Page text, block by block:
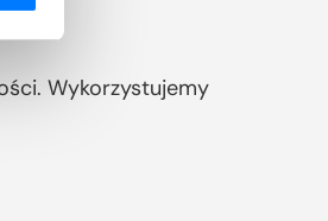
Wykorzystujemy